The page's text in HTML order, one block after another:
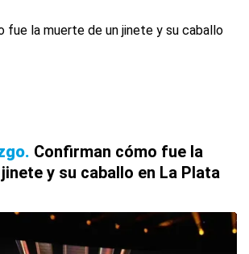
Confirman cómo fue la
y su caballo en La Plata